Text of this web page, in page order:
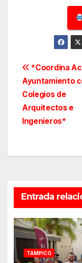
de
entradas
*Coordina
Ayuntamiento
Colegios de
Arquitectos e
Ingenieros*
Entrada
TAMPICO